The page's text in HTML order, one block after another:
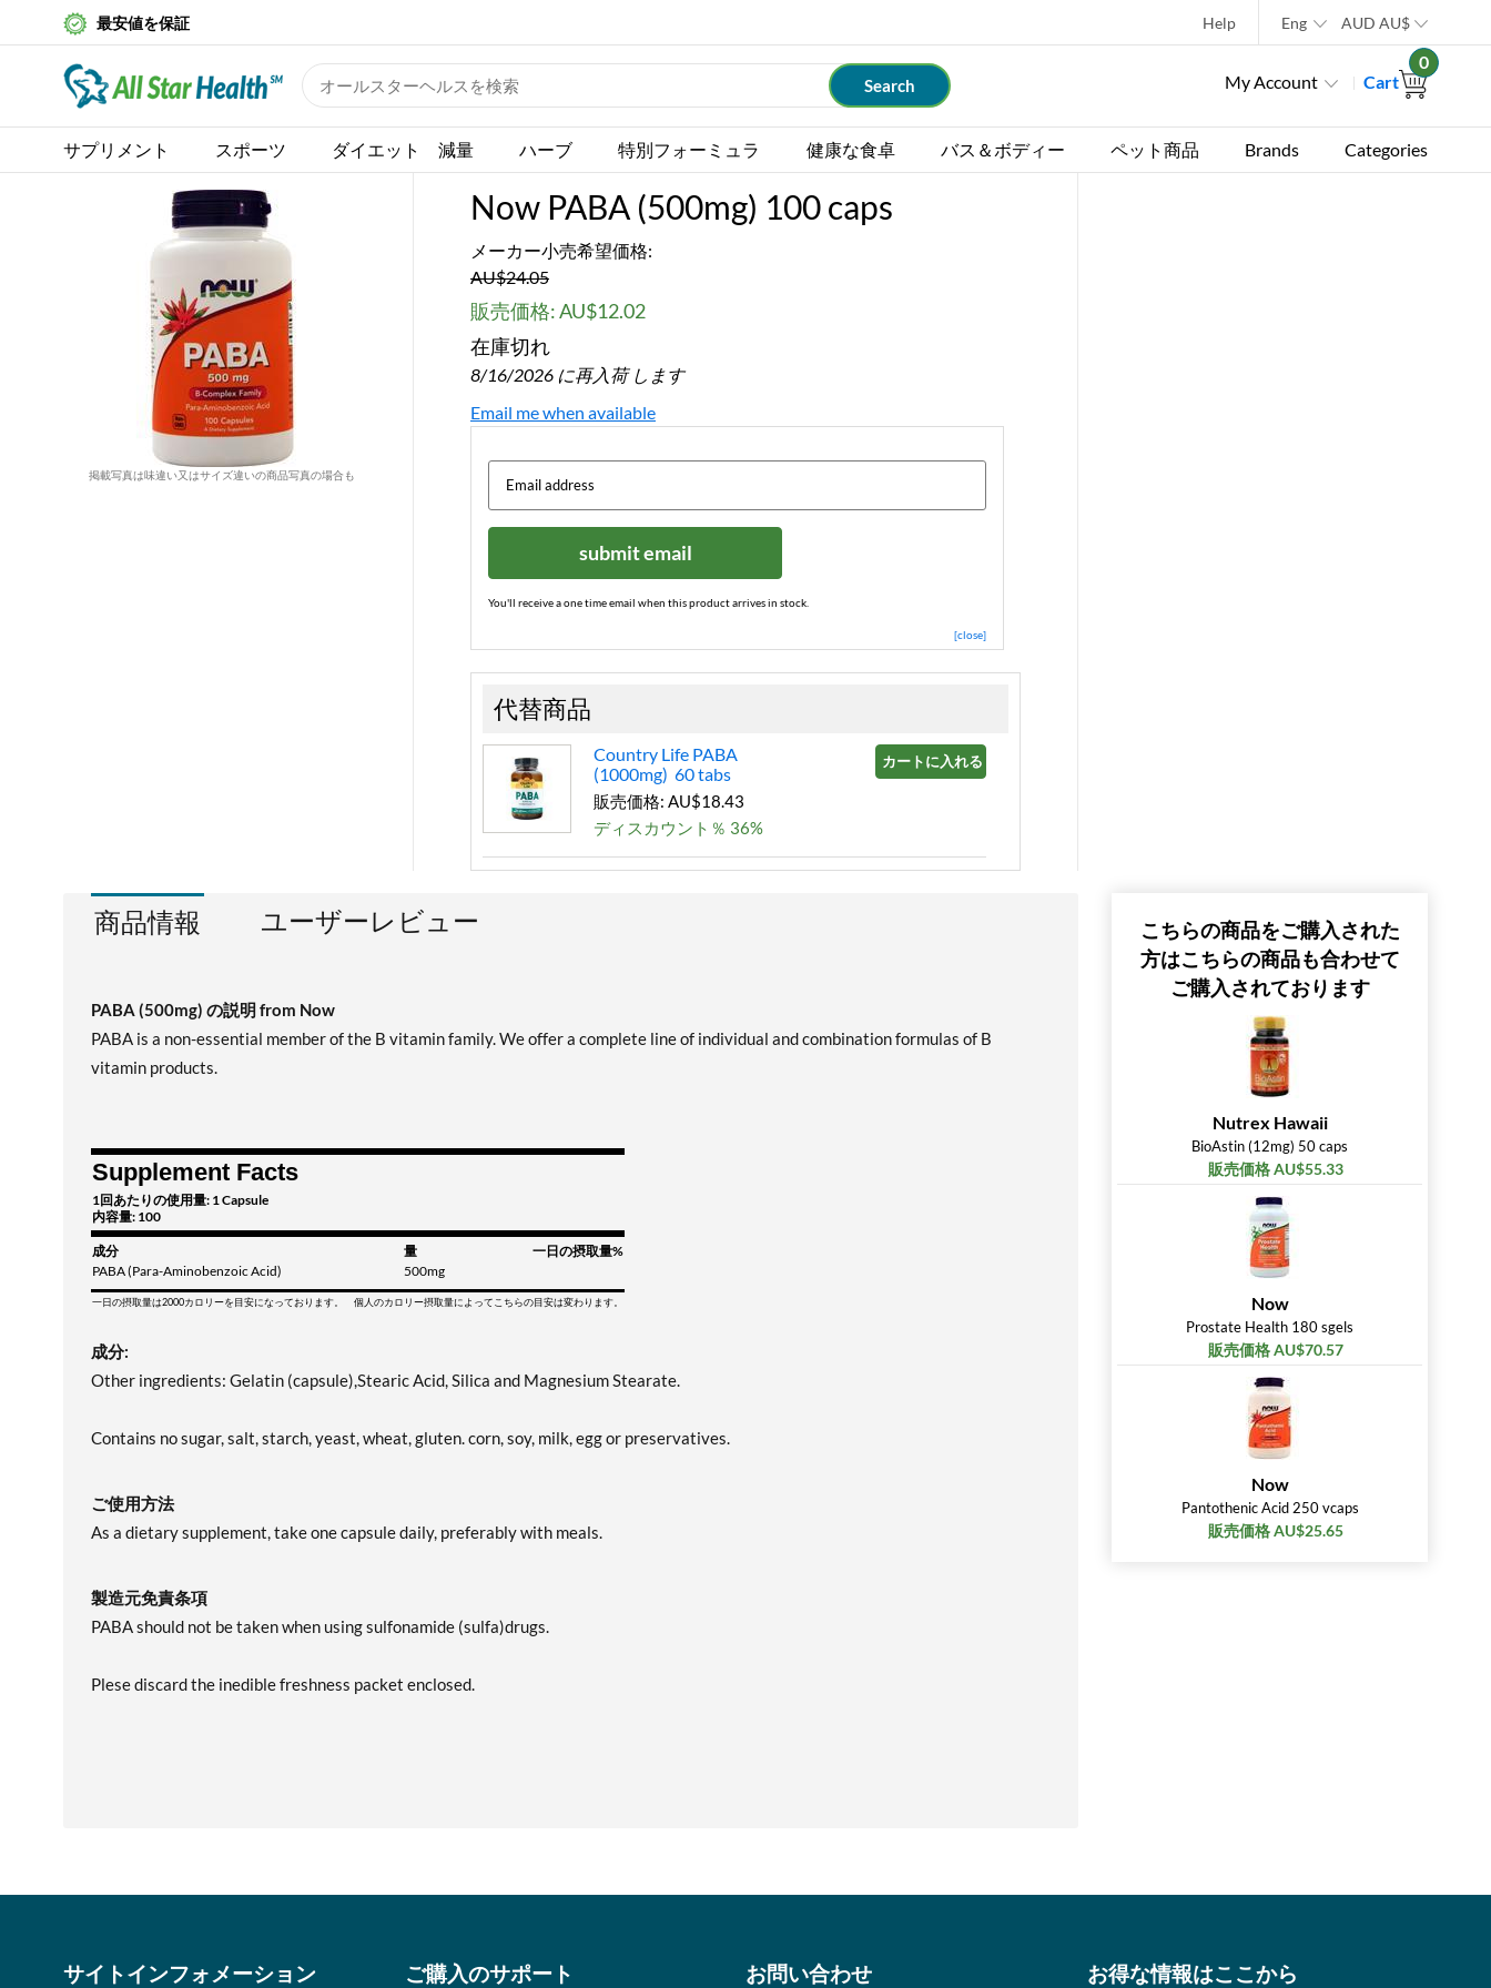
最安値を保証 Help Eng AUD AU$
My Account Cart
0
サプリメント スポーツ ダイエット 減量 ハーブ 特別フォーミュラ 健康な食卓 バス＆ボディー ペット商品 Brands Categories
掲載写真は味違い又はサイズ違いの商品写真の場合も
Now PABA (500mg) 100 caps
メーカー小売希望価格:
AU$24.05
販売価格: AU$12.02
在庫切れ
8/16/2026 に再入荷 します
Email me when available
submit email
You'll receive a one time email when this product arrives in stock.
[close]
代替商品
Country Life PABA
(1000mg) 60 tabs
販売価格: AU$18.43
ディスカウント％ 36%
カートに入れる »
商品情報 ユーザーレビュー
PABA (500mg) の説明 from Now
PABA is a non-essential member of the B vitamin family. We offer a complete line of individual and combination formulas of B
vitamin products.
Supplement Facts
1回あたりの使用量: 1 Capsule
内容量: 100
成分 量
一日の摂取量%
PABA (Para-Aminobenzoic Acid)
500mg
一日の摂取量は2000カロリーを目安になっております。 個人のカロリー摂取量によってこちらの目安は変わります。
成分:
Other ingredients: Gelatin (capsule),Stearic Acid, Silica and Magnesium Stearate.
Contains no sugar, salt, starch, yeast, wheat, gluten. corn, soy, milk, egg or preservatives.
ご使用方法
As a dietary supplement, take one capsule daily, preferably with meals.
製造元免責条項
PABA should not be taken when using sulfonamide (sulfa)drugs.
Plese discard the inedible freshness packet enclosed.
こちらの商品をご購入された
方はこちらの商品も合わせて
ご購入されております
Nutrex Hawaii
BioAstin (12mg) 50 caps
販売価格 AU$55.33
Now
Prostate Health 180 sgels
販売価格 AU$70.57
Now
Pantothenic Acid 250 vcaps
販売価格 AU$25.65
サイトインフォメーション ご購入のサポート お問い合わせ お得な情報はここから